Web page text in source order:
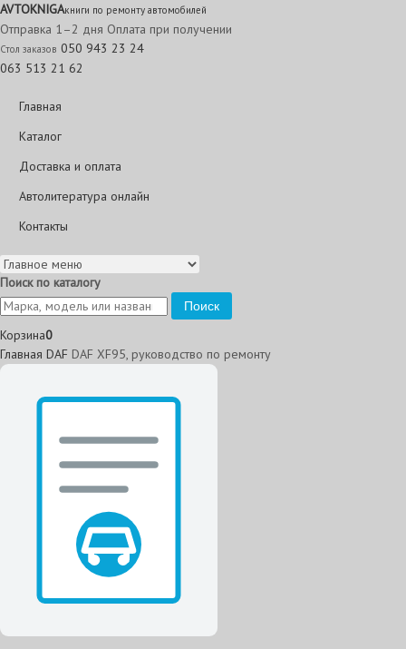
AVTOKNIGAкниги по ремонту автомобилей
Отправка 1–2 дня Оплата при получении
Стол заказов 050 943 23 24
063 513 21 62
Главная
Каталог
Доставка и оплата
Автолитература онлайн
Контакты
Поиск по каталогу
Поиск
Корзина0
Главная DAF DAF XF95, руководство по ремонту